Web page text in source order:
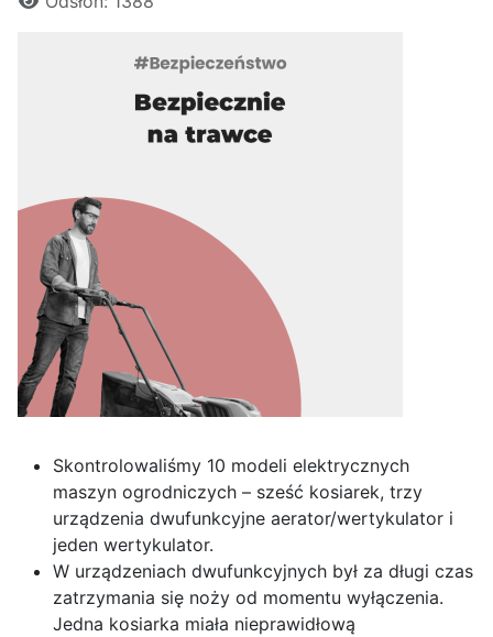
Skontrolowaliśmy 10 modeli elektrycznych
maszyn ogrodniczych – sześć kosiarek, trzy
urządzenia dwufunkcyjne aerator/wertykulator i
jeden wertykulator.
W urządzeniach dwufunkcyjnych był za długi czas
zatrzymania się noży od momentu wyłączenia.
Jedna kosiarka miała nieprawidłową